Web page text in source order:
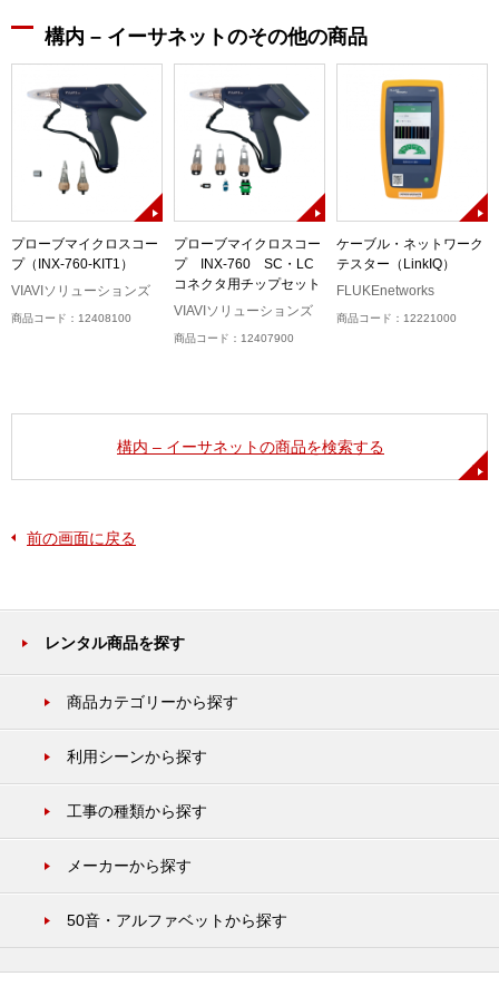
構内 – イーサネットのその他の商品
プローブマイクロスコー
プ（INX-760-KIT1）
VIAVIソリューションズ
商品コード：12408100
プローブマイクロスコー
プ INX-760 SC・LC
コネクタ用チップセット
VIAVIソリューションズ
商品コード：12407900
ケーブル・ネットワーク
テスター（LinkIQ）
FLUKEnetworks
商品コード：12221000
構内 – イーサネットの商品を検索する
前の画面に戻る
レンタル商品を探す
商品カテゴリーから探す
利用シーンから探す
工事の種類から探す
メーカーから探す
50音・アルファベットから探す